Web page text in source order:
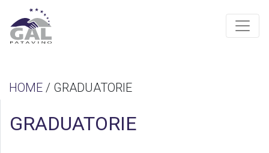
HOME / GRADUATORIE
GRADUATORIE